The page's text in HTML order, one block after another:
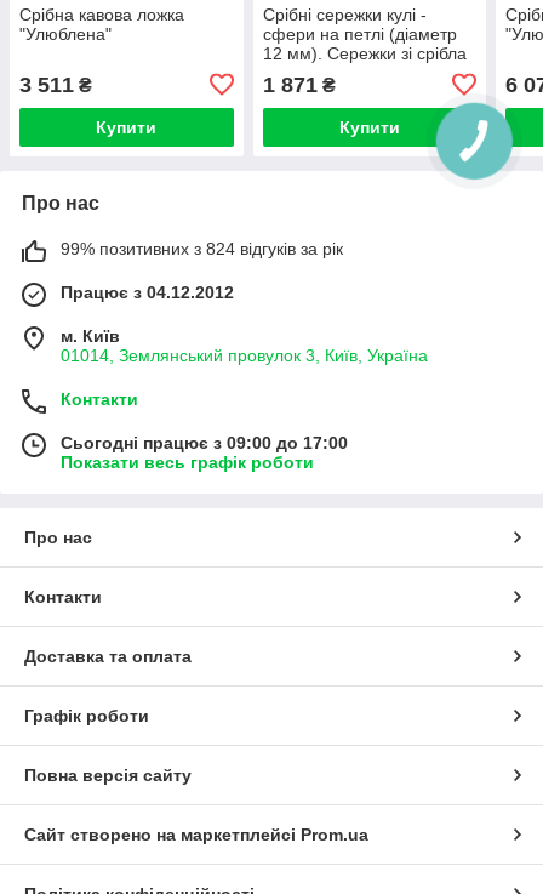
Срібна кавова ложка
"Улюблена"
3 511 ₴
Купити
Срібні сережки кулі -
сфери на петлі (діаметр
12 мм). Сережки зі срібла
на французькій застібці.
1 871₴
Купити
6
Про нас
99% позитивних з 824 відгуків за рік
Працює з 04.12.2012
м. Київ
01014, Землянський провулок 3, Київ, Україна
Контакти
Сьогодні працює з 09:00 до 17:00
Показати весь графік роботи
Про нас
Контакти
Доставка та оплата
Графік роботи
Повна версія сайту
Сайт створено на маркетплейсі Prom.ua